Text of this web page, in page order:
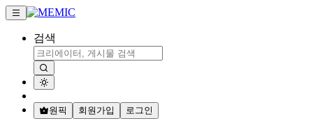
검색
원픽 회원가입 로그인